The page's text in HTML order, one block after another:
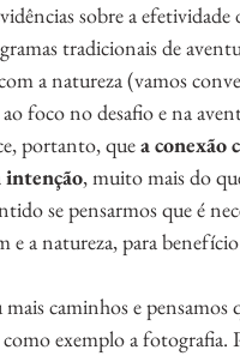
sobre a
tradicionais de
a natureza (vamos
foco no desafio e na
portanto, que a conexão
intenção, muito mais do
se pensarmos que é
e a natureza, para
caminhos e pensamos
exemplo a fotografia.